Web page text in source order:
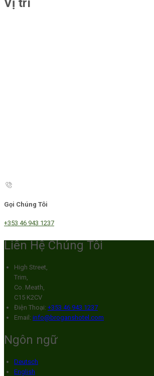
Vị trí
Gọi Chúng Tôi
+353 46 943 1237
Liên Hệ Chúng Tôi
High Street,
Trim,
Co. Meath,
C15 K2CV
Điện Thoại: +353 46 943 1237
Email: info@broganshotel.com
Ngôn ngữ
Deutsch
English